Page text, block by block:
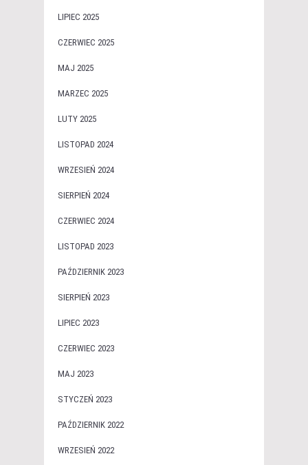
LIPIEC 2025
CZERWIEC 2025
MAJ 2025
MARZEC 2025
LUTY 2025
LISTOPAD 2024
WRZESIEŃ 2024
SIERPIEŃ 2024
CZERWIEC 2024
LISTOPAD 2023
PAŹDZIERNIK 2023
SIERPIEŃ 2023
LIPIEC 2023
CZERWIEC 2023
MAJ 2023
STYCZEŃ 2023
PAŹDZIERNIK 2022
WRZESIEŃ 2022